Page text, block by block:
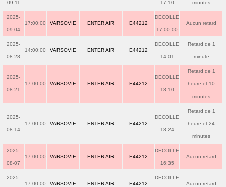
09-11 17:10 minutes
2025-
09-04
17:00:00 VARSOVIE ENTER AIR E44212
DECOLLE
17:00:00
Aucun retard
2025-
08-28
14:00:00 VARSOVIE ENTER AIR E44212
DECOLLE
14:01
Retard de 1
minute
2025-
08-21
17:00:00 VARSOVIE ENTER AIR E44212
DECOLLE
18:10
Retard de 1
heure et 10
minutes
2025-
08-14
17:00:00 VARSOVIE ENTER AIR E44212
DECOLLE
18:24
Retard de 1
heure et 24
minutes
2025-
08-07
17:00:00 VARSOVIE ENTER AIR E44212
DECOLLE
16:35
Aucun retard
2025-
17:00:00 VARSOVIE ENTER AIR E44212
DECOLLE
Aucun retard